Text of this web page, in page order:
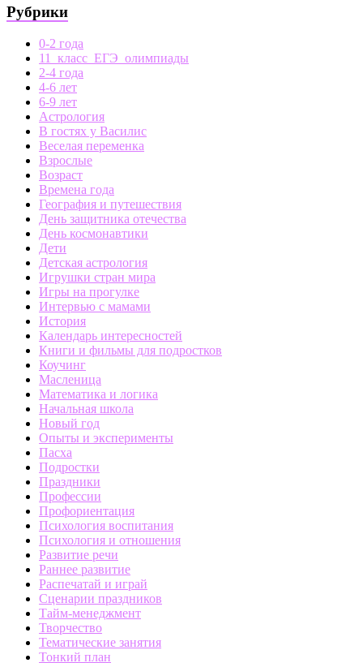
Рубрики
0-2 года
11_класс_ЕГЭ_олимпиады
2-4 года
4-6 лет
6-9 лет
Астрология
В гостях у Василис
Веселая переменка
Взрослые
Возраст
Времена года
География и путешествия
День защитника отечества
День космонавтики
Дети
Детская астрология
Игрушки стран мира
Игры на прогулке
Интервью с мамами
История
Календарь интересностей
Книги и фильмы для подростков
Коучинг
Масленица
Математика и логика
Начальная школа
Новый год
Опыты и эксперименты
Пасха
Подростки
Праздники
Профессии
Профориентация
Психология воспитания
Психология и отношения
Развитие речи
Раннее развитие
Распечатай и играй
Сценарии праздников
Тайм-менеджмент
Творчество
Тематические занятия
Тонкий план